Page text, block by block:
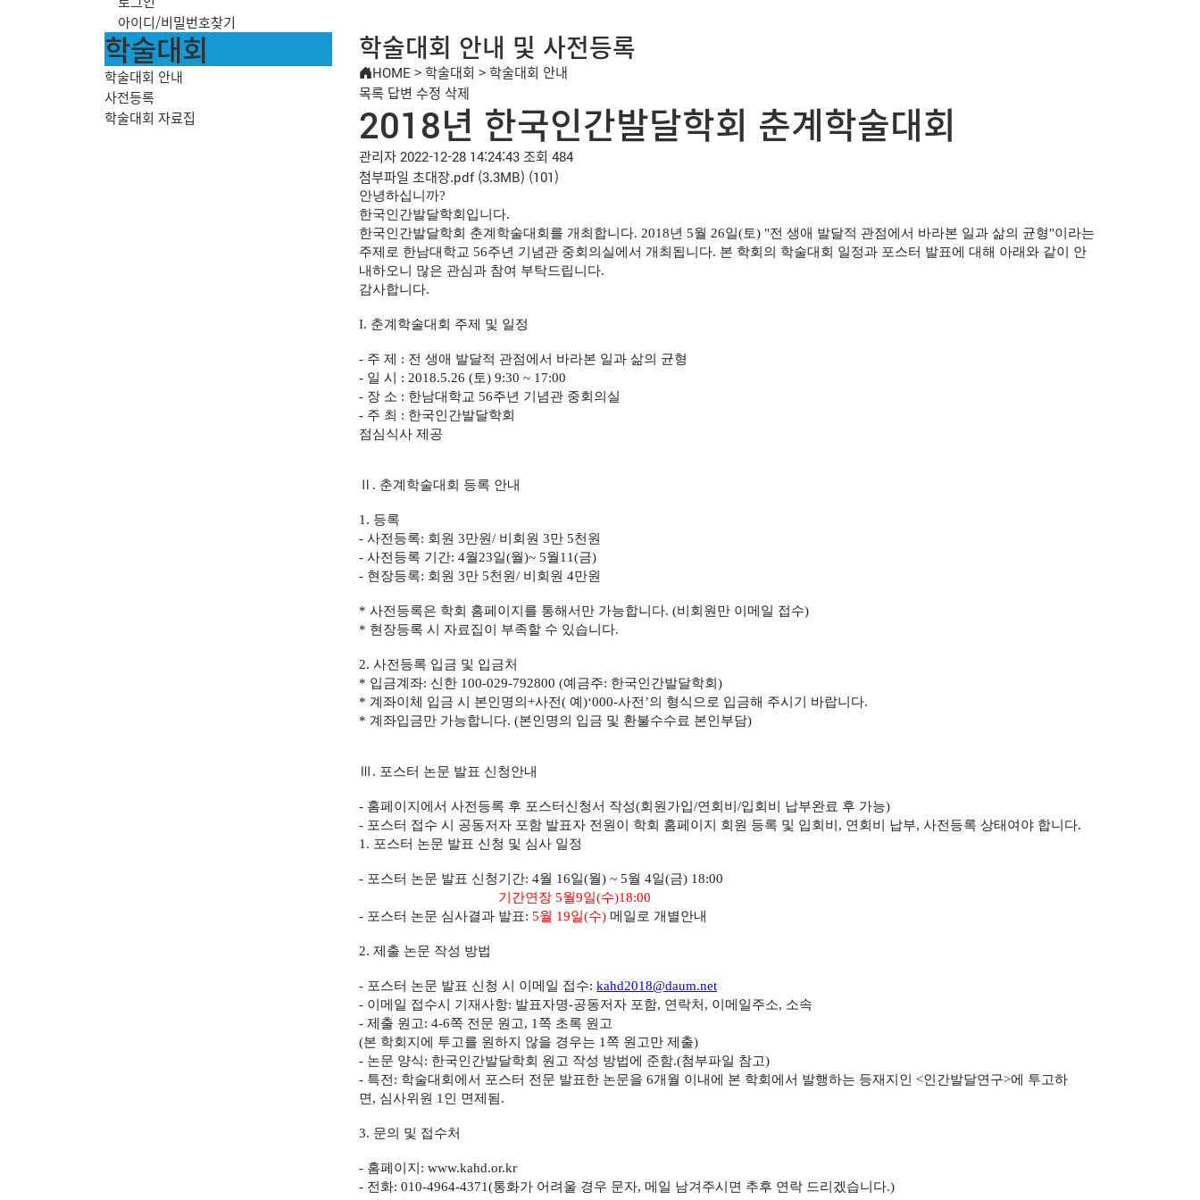
아이디/비밀번호찾기
학술대회
학술대회 안내
사전등록
학술대회 자료집
학술대회 안내 및 사전등록
HOME>학술대회 >학술대회 안내
목록 답변 수정 삭제
2018년 한국인간발달학회 춘계학술대회
관리자2022-12-28 14:24:43조회 484
첨부파일 초대장.pdf (3.3MB) (101)
안녕하십니까?
한국인간발달학회입니다.
한국인간발달학회 춘계학술대회를 개최합니다. 2018년 5월 26일(토) "전 생애 발달적 관점에서 바라본 일과 삶의 균형"이라는
주제로 한남대학교 56주년 기념관 중회의실에서 개최됩니다. 본 학회의 학술대회 일정과 포스터 발표에 대해 아래와 같이 안
내하오니 많은 관심과 참여 부탁드립니다.
감사합니다.
I. 춘계학술대회 주제 및 일정
- 주 제 : 전 생애 발달적 관점에서 바라본 일과 삶의 균형
- 일 시 : 2018.5.26 (토) 9:30 ~ 17:00
- 장 소 : 한남대학교 56주년 기념관 중회의실
- 주 최 : 한국인간발달학회
점심식사 제공
Ⅱ . 춘계학술대회 등록 안내
1. 등록
- 사전등록: 회원 3만원/ 비회원 3만 5천원
- 사전등록 기간: 4월23일(월)~ 5월11(금)
- 현장등록: 회원 3만 5천원/ 비회원 4만원
* 사전등록은 학회 홈페이지를 통해서만 가능합니다. (비회원만 이메일 접수)
* 현장등록 시 자료집이 부족할 수 있습니다.
2. 사전등록 입금 및 입금처
* 입금계좌: 신한 100-029-792800 (예금주: 한국인간발달학회)
* 계좌이체 입금 시 본인명의+사전( 예)‘000-사전’의 형식으로 입금해 주시기 바랍니다.
* 계좌입금만 가능합니다. (본인명의 입금 및 환불수수료 본인부담)
Ⅲ . 포스터 논문 발표 신청안내
- 홈페이지에서 사전등록 후 포스터신청서 작성(회원가입/연회비/입회비 납부완료 후 가능)
- 포스터 접수 시 공동저자 포함 발표자 전원이 학회 홈페이지 회원 등록 및 입회비, 연회비 납부, 사전등록 상태여야 합니다.
1. 포스터 논문 발표 신청 및 심사 일정
- 포스터 논문 발표 신청기간: 4월 16일(월) ~ 5월 4일(금) 18:00
기간연장 5월9일(수)18:00
- 포스터 논문 심사결과 발표: 5월 19일(수) 메일로 개별안내
2. 제출 논문 작성 방법
- 포스터 논문 발표 신청 시 이메일 접수: kahd2018@daum.net
- 이메일 접수시 기재사항: 발표자명-공동저자 포함, 연락처, 이메일주소, 소속
- 제출 원고: 4-6쪽 전문 원고, 1 쪽 초록 원고
(본 학회지에 투고를 원하지 않을 경우는 1 쪽 원고만 제출)
- 논문 양식: 한국인간발달학회 원고 작성 방법에 준함.(첨부파일 참고)
- 특전: 학술대회에서 포스터 전문 발표한 논문을 6개월 이내에 본 학회에서 발행하는 등재지인 <인간발달연구>에 투고하
면, 심사위원 1 인 면제됨.
3. 문의 및 접수처
- 홈페이지: www.kahd.or.kr
- 전화: 010-4964-4371(통화가 어려울 경우 문자, 메일 남겨주시면 추후 연락 드리겠습니다.)